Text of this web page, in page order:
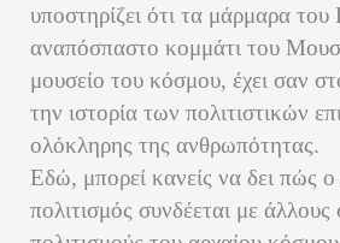
υποστηρίζει ότι τα μάρμαρα
αναπόσπαστο κομμάτι του
μουσείο του κόσμου, έχει σαν
την ιστορία των πολιτιστικών
ολόκληρης της ανθρωπότητας.
Εδώ, μπορεί κανείς να δει πώς ο
πολιτισμός συνδέεται με άλλους